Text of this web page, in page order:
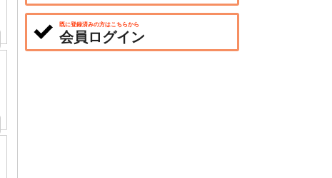
既に登録済みの方はこちらから
会員ログイン